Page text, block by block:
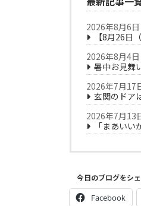
2026年8月6日
【8月26日
2026年8月4日
暑中お見舞
2026年7月17
玄関のドア
2026年7月13
「まあい
今日のブログをシ
Facebook